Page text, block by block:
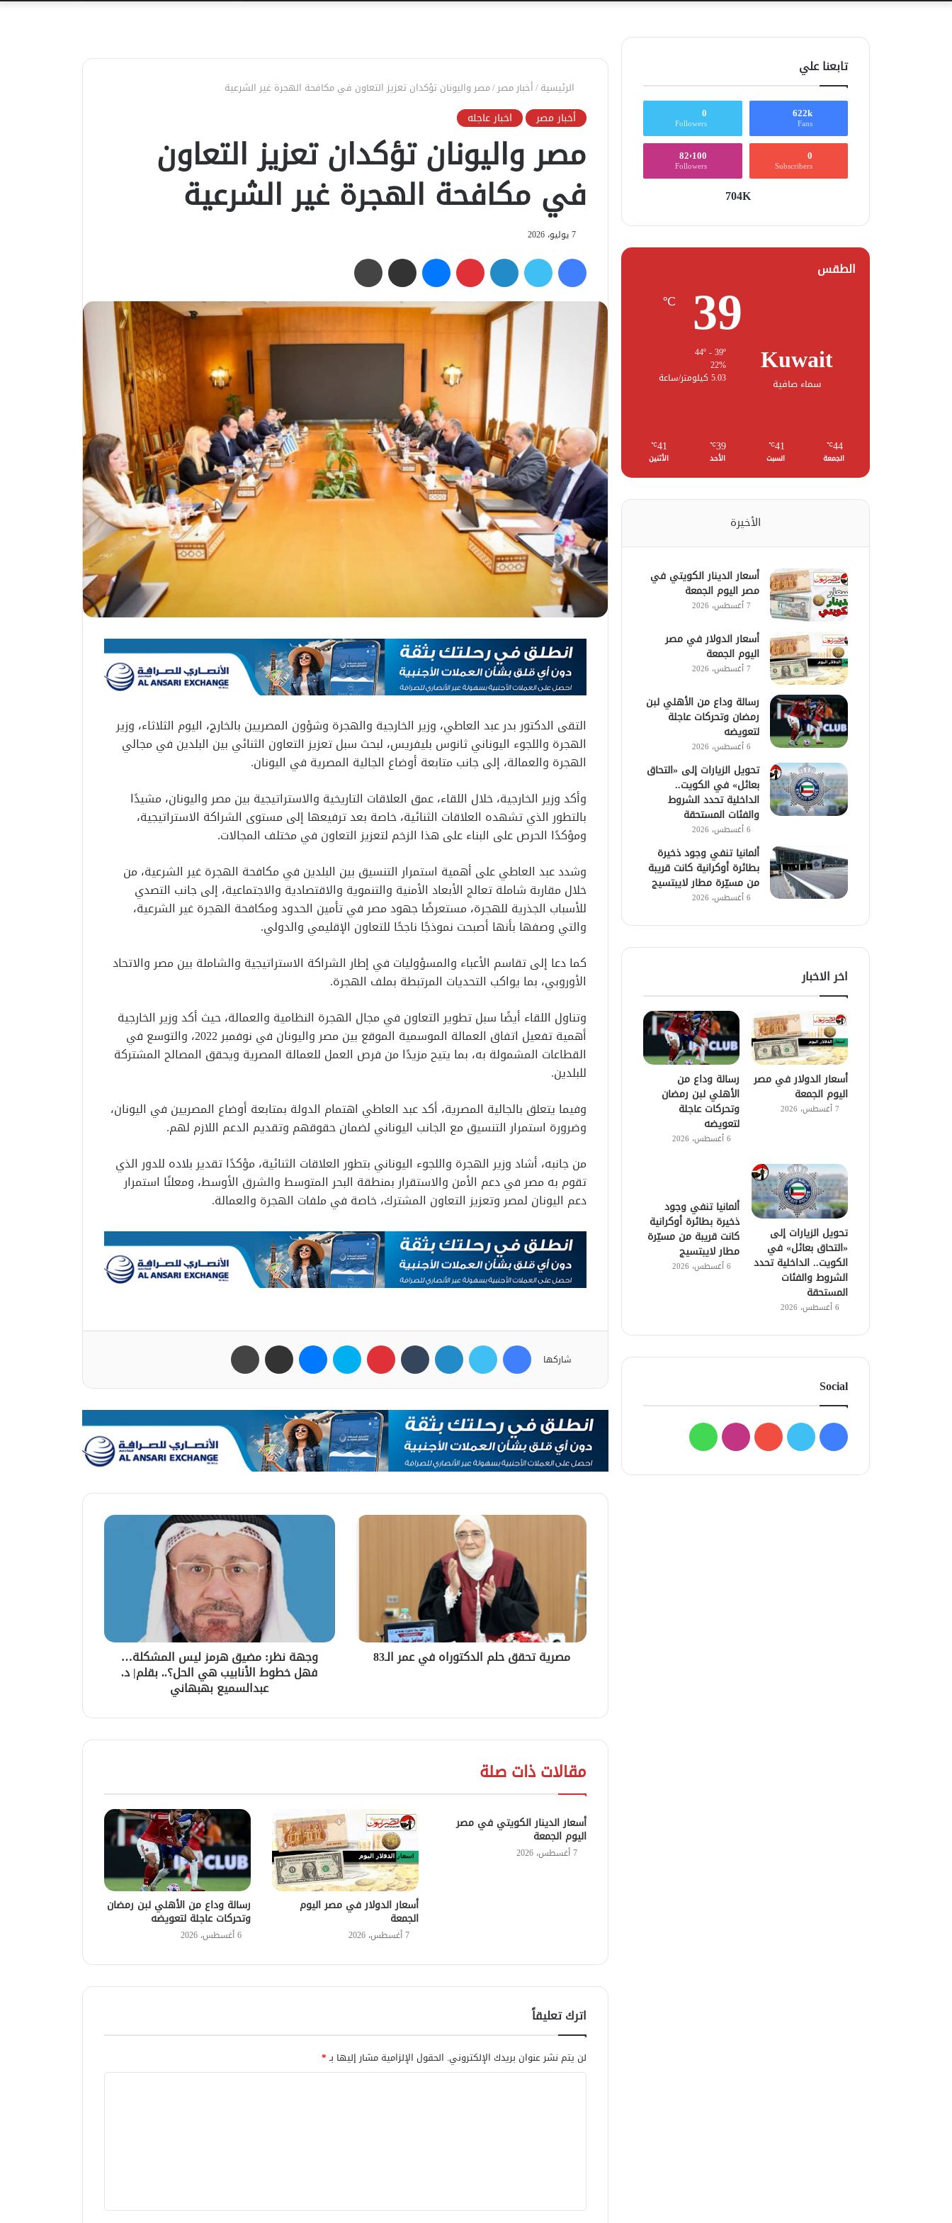
الرئيسية/أخبار مصر/مصر واليونان تؤكدان تعزيز التعاون في مكافحة الهجرة غير الشرعية
أخبار مصر اخبار عاجله
مصر واليونان تؤكدان تعزيز التعاون
في مكافحة الهجرة غير الشرعية
7 يوليو، 2026
فيسبوك تويتر لينكدإن بينتيريست ماسنجر مشاركة عبر البريد
التقى الدكتور بدر عبد العاطي، وزير الخارجية والهجرة وشؤون المصريين بالخارج، اليوم الثلاثاء، وزير
الهجرة واللجوء اليوناني ثانوس بليفريس، لبحث سبل تعزيز التعاون الثنائي بين البلدين في مجالي
الهجرة والعمالة، إلى جانب متابعة أوضاع الجالية المصرية في اليونان.
وأكد وزير الخارجية، خلال اللقاء، عمق العلاقات التاريخية والاستراتيجية بين مصر واليونان، مشيدًا
بالتطور الذي تشهده العلاقات الثنائية، خاصة بعد ترفيعها إلى مستوى الشراكة الاستراتيجية،
ومؤكدًا الحرص على البناء على هذا الزخم لتعزيز التعاون في مختلف المجالات.
وشدد عبد العاطي على أهمية استمرار التنسيق بين البلدين في مكافحة الهجرة غير الشرعية، من
خلال مقاربة شاملة تعالج الأبعاد الأمنية والتنموية والاقتصادية والاجتماعية، إلى جانب التصدي
للأسباب الجذرية للهجرة، مستعرضًا جهود مصر في تأمين الحدود ومكافحة الهجرة غير الشرعية،
والتي وصفها بأنها أصبحت نموذجًا ناجحًا للتعاون الإقليمي والدولي.
كما دعا إلى تقاسم الأعباء والمسؤوليات في إطار الشراكة الاستراتيجية والشاملة بين مصر والاتحاد
الأوروبي، بما يواكب التحديات المرتبطة بملف الهجرة.
وتناول اللقاء أيضًا سبل تطوير التعاون في مجال الهجرة النظامية والعمالة، حيث أكد وزير الخارجية
أهمية تفعيل اتفاق العمالة الموسمية الموقع بين مصر واليونان في نوفمبر 2022، والتوسع في
القطاعات المشمولة به، بما يتيح مزيدًا من فرص العمل للعمالة المصرية ويحقق المصالح المشتركة
للبلدين.
وفيما يتعلق بالجالية المصرية، أكد عبد العاطي اهتمام الدولة بمتابعة أوضاع المصريين في اليونان،
وضرورة استمرار التنسيق مع الجانب اليوناني لضمان حقوقهم وتقديم الدعم اللازم لهم.
من جانبه، أشاد وزير الهجرة واللجوء اليوناني بتطور العلاقات الثنائية، مؤكدًا تقدير بلاده للدور الذي
تقوم به مصر في دعم الأمن والاستقرار بمنطقة البحر المتوسط والشرق الأوسط، ومعلنًا استمرار
دعم اليونان لمصر وتعزيز التعاون المشترك، خاصة في ملفات الهجرة والعمالة.
شاركها
فيسبوك تويتر لينكدإن بينتيريست سكايب ماسنجر مشاركة عبر البريد
مصرية تحقق حلم الدكتوراه في عمر الـ83 وجهة نظر: مضيق هرمز ليس المشكلة…
فهل خطوط الأنابيب هي الحل؟.. بقلم| د.
عبدالسميع بهبهاني
مقالات ذات صلة
أسعار الدينار الكويتي في مصر
اليوم الجمعة
7 أغسطس، 2026
أسعار الدولار في مصر اليوم
الجمعة
7 أغسطس، 2026
رسالة وداع من الأهلي لبن رمضان
وتحركات عاجلة لتعويضه
6 أغسطس، 2026
اترك تعليقاً
لن يتم نشر عنوان بريدك الإلكتروني. الحقول الإلزامية مشار إليها بـ*
ق
تابعنا علي
622k
Fans
0
Followers
0
Subscribers
82٬100
Followers
704K
الطقس
Kuwait
سماء صافية
39
℃
44º - 39º
22%
5.03 كيلومتر/ساعة
44
℃
الجمعة
41
℃
السبت
39
℃
الأحد
41
℃
الأثنين
الأخيرة
أسعار الدينار الكويتي في
مصر اليوم الجمعة
7 أغسطس، 2026
أسعار الدولار في مصر
اليوم الجمعة
7 أغسطس، 2026
رسالة وداع من الأهلي لبن
رمضان وتحركات عاجلة
لتعويضه
6 أغسطس، 2026
تحويل الزيارات إلى «التحاق
بعائل» في الكويت..
الداخلية تحدد الشروط
والفئات المستحقة
6 أغسطس، 2026
ألمانيا تنفي وجود ذخيرة
بطائرة أوكرانية كانت قريبة
من مسيّرة مطار لايبتسيج
6 أغسطس، 2026
اخر الاخبار
أسعار الدولار في مصر
اليوم الجمعة
7 أغسطس، 2026
رسالة وداع من
الأهلي لبن رمضان
وتحركات عاجلة
لتعويضه
6 أغسطس، 2026
تحويل الزيارات إلى
«التحاق بعائل» في
الكويت.. الداخلية تحدد
الشروط والفئات
المستحقة
6 أغسطس، 2026
ألمانيا تنفي وجود
ذخيرة بطائرة أوكرانية
كانت قريبة من مسيّرة
مطار لايبتسيج
6 أغسطس، 2026
Social
فيسبوك
تويتر يوتيوبانستقرامواتساب